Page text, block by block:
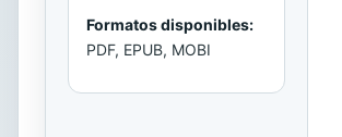
Formatos disponibles:
PDF, EPUB, MOBI